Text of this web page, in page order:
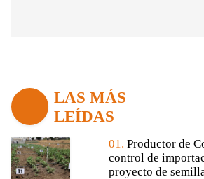
LAS MÁS
LEÍDAS
01. Productor de
control de
proyecto de